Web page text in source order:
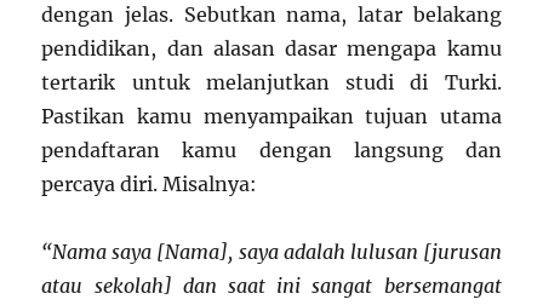
dengan jelas. Sebutkan nama, latar belakang
pendidikan, dan alasan dasar mengapa kamu
tertarik untuk melanjutkan studi di Turki.
Pastikan kamu menyampaikan tujuan utama
pendaftaran kamu dengan langsung dan
percaya diri. Misalnya:
“Nama saya [Nama], saya adalah lulusan [jurusan
atau sekolah] dan saat ini sangat bersemangat